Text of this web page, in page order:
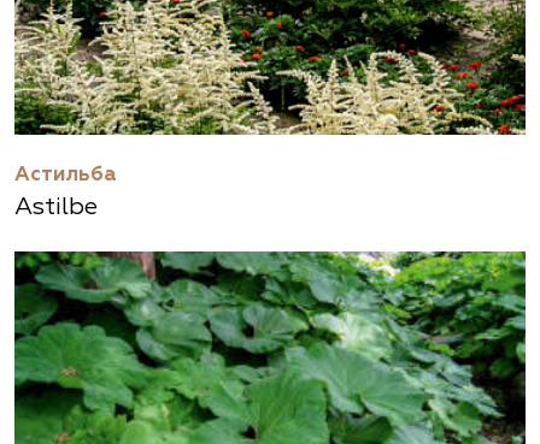
Астильба
Astilbe